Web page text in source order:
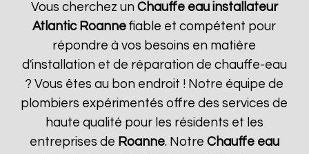
Vous cherchez un Chauffe eau installateur
Atlantic Roanne fiable et compétent pour
répondre à vos besoins en matière
d'installation et de réparation de chauffe-eau
? Vous êtes au bon endroit ! Notre équipe de
plombiers expérimentés offre des services de
haute qualité pour les résidents et les
entreprises de Roanne. Notre Chauffe eau